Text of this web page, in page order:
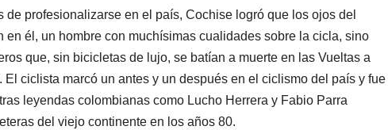
profesionalizarse en el país, Cochise logró que los ojos del
en él, un hombre con muchísimas cualidades sobre la cicla, sino
que, sin bicicletas de lujo, se batían a muerte en las Vueltas a
ciclista marcó un antes y un después en el ciclismo del país y fue
leyendas colombianas como Lucho Herrera y Fabio Parra
del viejo continente en los años 80.